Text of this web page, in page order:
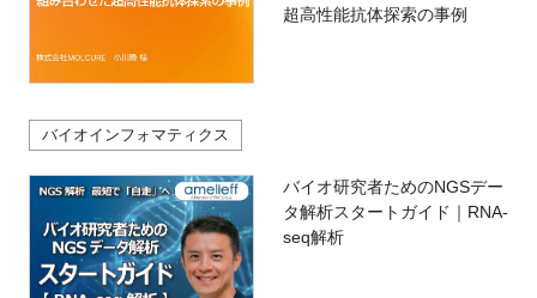
超高性能抗体探索の事例
バイオインフォマティクス
バイオ研究者ためのNGSデー
タ解析スタートガイド｜RNA-
seq解析